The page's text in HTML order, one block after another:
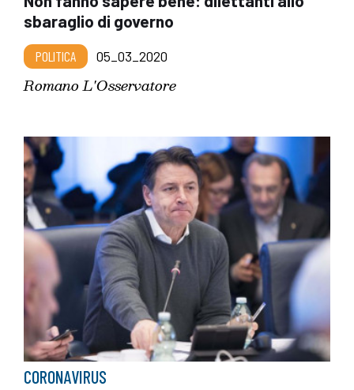
sbaraglio di governo
POLITICA 05_03_2020
Romano L'Osservatore
CORONAVIRUS